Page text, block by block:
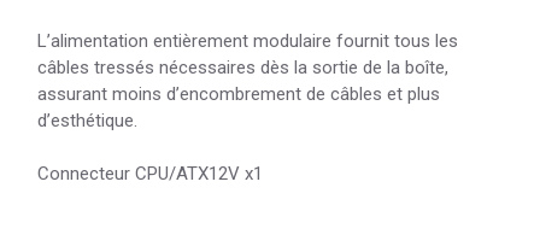
L’alimentation entièrement modulaire fournit tous les
câbles tressés nécessaires dès la sortie de la boîte,
assurant moins d’encombrement de câbles et plus
d’esthétique.
Connecteur CPU/ATX12V x1